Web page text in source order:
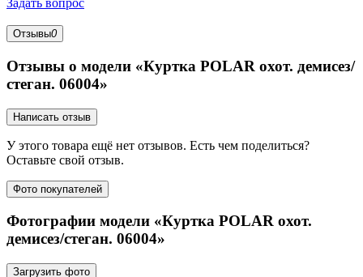
Задать вопрос
Отзывы0
Отзывы о модели «Куртка POLAR охот. демисез/
стеган. 06004»
Написать отзыв
У этого товара ещё нет отзывов. Есть чем поделиться?
Оставьте свой отзыв.
Фото покупателей
Фотографии модели «Куртка POLAR охот.
демисез/стеган. 06004»
Загрузить фото